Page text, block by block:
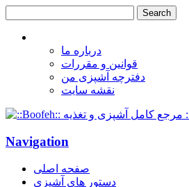
درباره ما
قوانین و مقررات
دفترچه آشپزی من
نقشه سایت
Navigation
صفحه اصلی
دستور های آشپزی